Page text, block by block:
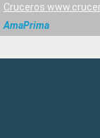
Cruceros
AmaPrima